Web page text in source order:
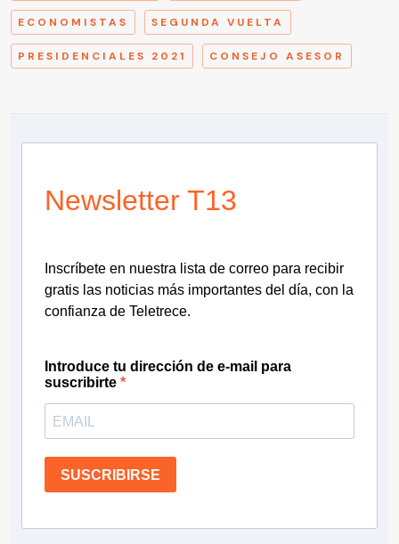
ECONOMISTAS SEGUNDA VUELTA
PRESIDENCIALES 2021 CONSEJO ASESOR
Newsletter T13
Inscríbete en nuestra lista de correo para recibir
gratis las noticias más importantes del día, con la
confianza de Teletrece.
Introduce tu dirección de e-mail para
suscribirte
SUSCRIBIRSE